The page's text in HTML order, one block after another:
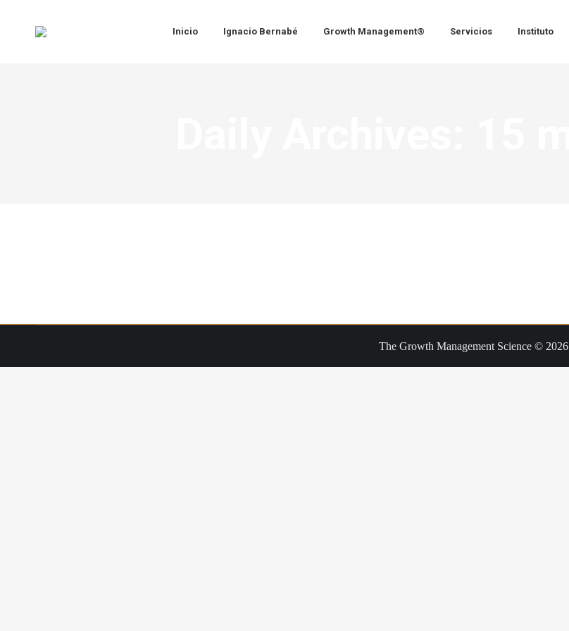
Inicio Ignacio Bernabé Growth Management® Servicios Instituto
The Growth Management Science © 2026